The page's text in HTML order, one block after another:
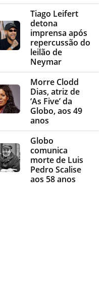
Tiago Leifert
detona
imprensa após
repercussão do
leilão de
Neymar
Morre Clodd
Dias, atriz de
‘As Five’ da
Globo, aos 49
anos
Globo
comunica
morte de Luis
Pedro Scalise
aos 58 anos